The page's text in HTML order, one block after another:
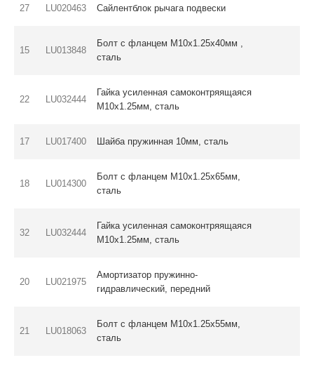
27 LU020463 Сайлентблок рычага подвески
15 LU013848
Болт с фланцем M10х1.25х40мм ,
сталь
22 LU032444
Гайка усиленная самоконтряящаяся
M10x1.25мм, сталь
17 LU017400 Шайба пружинная 10мм, сталь
18 LU014300
Болт с фланцем M10х1.25х65мм,
сталь
32 LU032444
Гайка усиленная самоконтряящаяся
M10x1.25мм, сталь
20 LU021975
Амортизатор пружинно-
гидравлический, передний
21 LU018063
Болт с фланцем M10х1.25х55мм,
сталь